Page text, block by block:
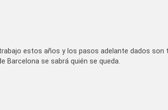
estos años y los pasos adelante dados son
Barcelona se sabrá quién se queda.